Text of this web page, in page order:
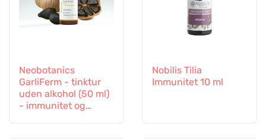
Neobotanics
GarliFerm - tinktur
uden alkohol (50 ml)
- immunitet og
Nobilis Tilia
Immunitet 10 ml